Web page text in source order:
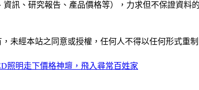
訊、研究報告、產品價格等），力求但不保證資料
，未經本站之同意或授權，任何人不得以任何形式
照明走下價格神壇，飛入尋常百姓家